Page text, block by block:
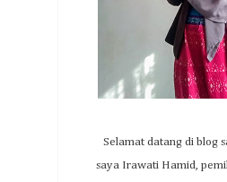
Selamat datang di blog
saya Irawati Hamid,